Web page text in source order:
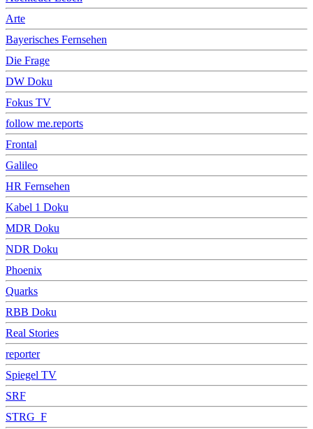
Arte
Bayerisches Fernsehen
Die Frage
DW Doku
Fokus TV
follow me.reports
Frontal
Galileo
HR Fernsehen
Kabel 1 Doku
MDR Doku
NDR Doku
Phoenix
Quarks
RBB Doku
Real Stories
reporter
Spiegel TV
SRF
STRG_F